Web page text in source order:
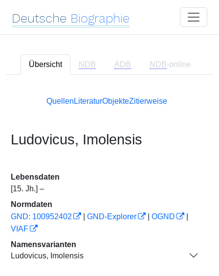
Deutsche Biographie
Übersicht NDB ADB NDB-online
Quellen LiteraturObjekteZitierweise
Ludovicus, Imolensis
Lebensdaten
[15. Jh.] –
Normdaten
GND: 100952402
GND-Explorer OGND
VIAF
Namensvarianten
Ludovicus, Imolensis